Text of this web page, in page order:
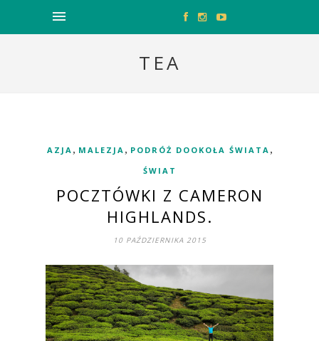
TEA
AZJA , MALEZJA , PODRÓŻ DOOKOŁA ŚWIATA ,
ŚWIAT
POCZTÓWKI Z CAMERON
HIGHLANDS.
10 PAŹDZIERNIKA 2015